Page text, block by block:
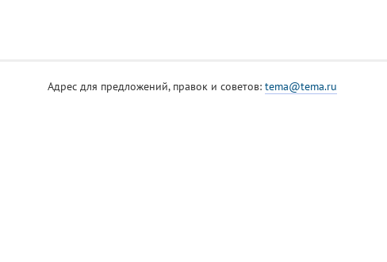
Адрес для предложений, правок и советов: tema@tema.ru